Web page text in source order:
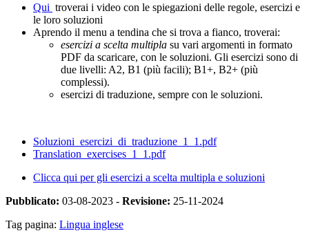
Qui troverai i video con le spiegazioni delle regole, esercizi e
le loro soluzioni
Aprendo il menu a tendina che si trova a fianco, troverai:
esercizi a scelta multipla su vari argomenti in formato
PDF da scaricare, con le soluzioni. Gli esercizi sono di
due livelli: A2, B1 (più facili); B1+, B2+ (più
complessi).
esercizi di traduzione, sempre con le soluzioni.
Soluzioni_esercizi_di_traduzione_1_1.pdf
Translation_exercises_1_1.pdf
Clicca qui per gli esercizi a scelta multipla e soluzioni
Pubblicato: 03-08-2023 - Revisione: 25-11-2024
Tag pagina: Lingua inglese